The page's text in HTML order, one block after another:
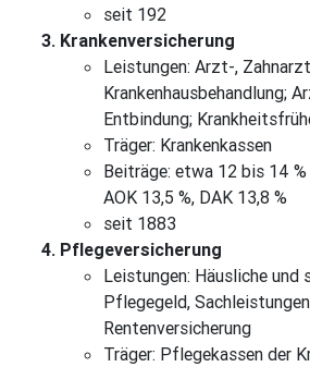
seit 192
Krankenversicherung
Leistungen: Arzt-,
Krankenhausbehandlung;
Entbindung;
Träger: Krankenkassen
Beiträge: etwa 12 bis 14
AOK 13,5 %, DAK 13,8 %
seit 1883
Pflegeversicherung
Leistungen: Häusliche
Pflegegeld,
Rentenversicherung
Träger: Pflegekassen der